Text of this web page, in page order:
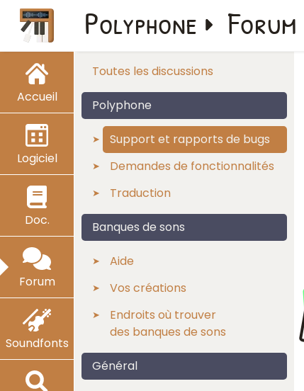
Accueil
Logiciel
Doc.
Forum
Soundfonts
Polyphone Forum
Toutes les discussions
Polyphone
Support et rapports de bugs
Demandes de fonctionnalités
Traduction
Banques de sons
Aide
Vos créations
Endroits où trouver
des banques de sons
Général